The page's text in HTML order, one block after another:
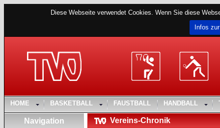
Diese Webseite verwendet Cookies. Wenn Sie diese
Infos
HOME BASKETBALL FAUSTBALL HANDBALL
Navigation Vereins-Chronik